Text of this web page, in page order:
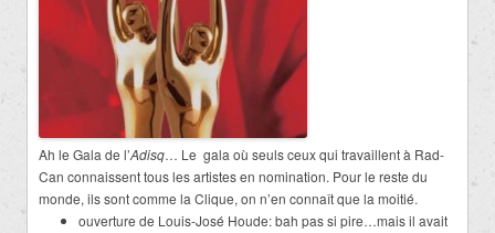
Ah le Gala de l’Adisq… Le gala où seuls ceux qui travaillent à Rad-
Can connaissent tous les artistes en nomination. Pour le reste du
monde, ils sont comme la Clique, on n’en connaît que la moitié.
ouverture de Louis-José Houde: bah pas si pire…mais il avait